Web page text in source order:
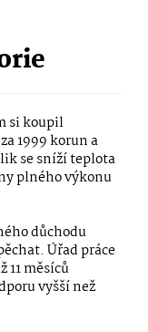
si koupil
1999 korun a
se sníží teplota
plného výkonu
důchodu
Úřad práce
11 měsíců
vyšší než